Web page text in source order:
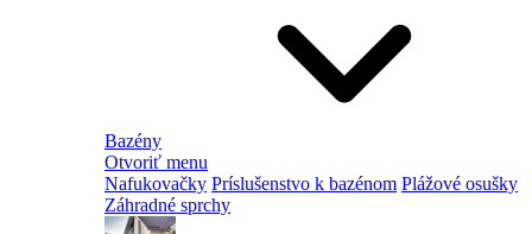
Bazény
Otvoriť menu
Nafukovačky Príslušenstvo k bazénom Plážové osušky
Záhradné sprchy